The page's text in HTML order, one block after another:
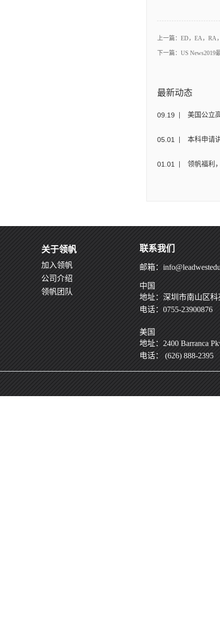
上一篇： ED，EA，RA
下一篇： US News2019
最新动态
09 19 美国公立
05 01 本科申请
01 01 领帆福利
关于领帆
加入领帆
公司介绍
领帆团队
联系我们
邮箱：
中国
地址：深圳市南山区科
电话：0755-23900876
美国
地址：2400 Barranca
电话： (626) 888-2395